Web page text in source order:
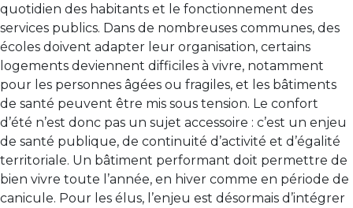
quotidien des habitants et le fonctionnement des
services publics. Dans de nombreuses communes, des
écoles doivent adapter leur organisation, certains
logements deviennent difficiles à vivre, notamment
pour les personnes âgées ou fragiles, et les bâtiments
de santé peuvent être mis sous tension. Le confort
d’été n’est donc pas un sujet accessoire : c’est un enjeu
de santé publique, de continuité d’activité et d’égalité
territoriale. Un bâtiment performant doit permettre de
bien vivre toute l’année, en hiver comme en période de
canicule. Pour les élus, l’enjeu est désormais d’intégrer